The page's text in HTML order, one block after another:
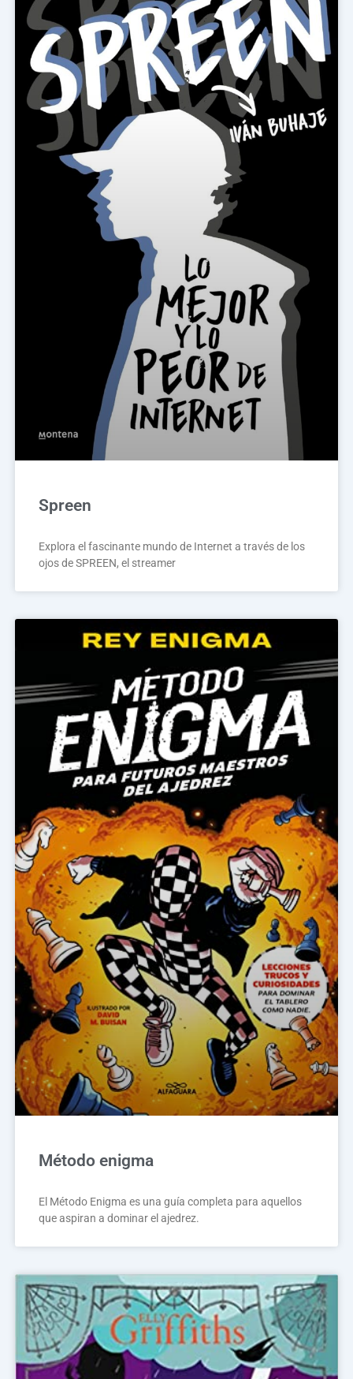
Spreen
Explora el fascinante mundo de Internet a través de los
ojos de SPREEN, el streamer
Método enigma
El Método Enigma es una guía completa para aquellos
que aspiran a dominar el ajedrez.